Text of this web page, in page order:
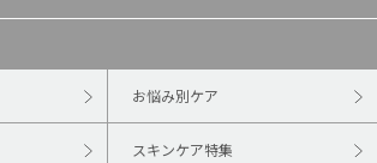
お悩み別ケア
スキンケア特集